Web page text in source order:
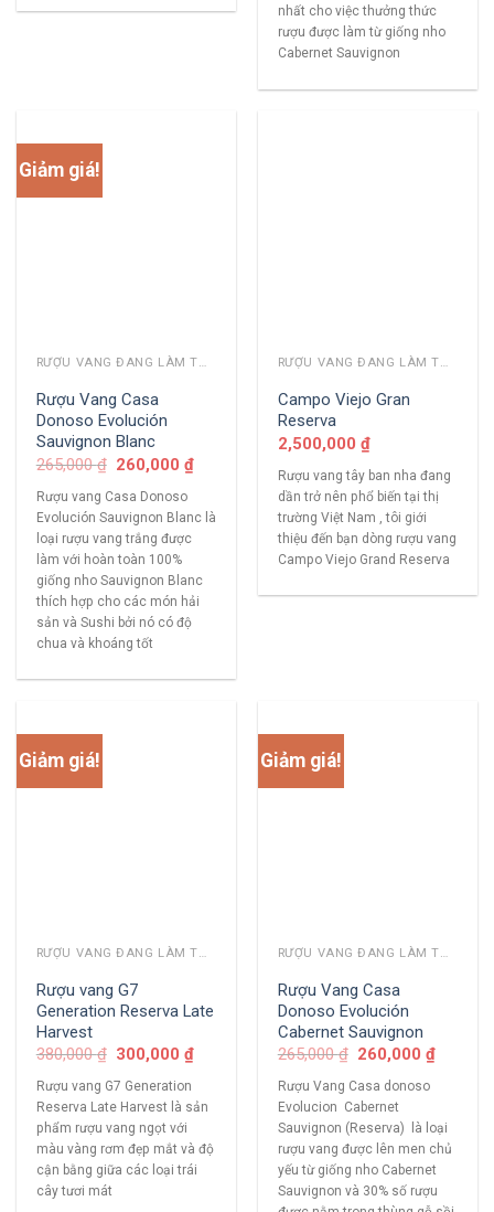
nhất cho việc thưởng thức
rượu được làm từ giống nho
Cabernet Sauvignon
Giảm giá!
RƯỢU VANG ĐANG LÀM THỊ TRƯỜNG
Rượu Vang Casa
Donoso Evolución
Sauvignon Blanc
265,000₫ 260,000₫
Rượu vang Casa Donoso
Evolución Sauvignon Blanc là
loại rượu vang trắng được
làm với hoàn toàn 100%
giống nho Sauvignon Blanc
thích hợp cho các món hải
sản và Sushi bởi nó có độ
chua và khoáng tốt
RƯỢU VANG ĐANG LÀM THỊ TRƯỜNG
Campo Viejo Gran
Reserva
2,500,000 ₫
Rượu vang tây ban nha đang
dần trở nên phổ biến tại thị
trường Việt Nam , tôi giới
thiệu đến bạn dòng rượu vang
Campo Viejo Grand Reserva
Giảm giá!
RƯỢU VANG ĐANG LÀM THỊ TRƯỜNG
Rượu vang G7
Generation Reserva Late
Harvest
380,000₫ 300,000₫
Rượu vang G7 Generation
Reserva Late Harvest là sản
phẩm rượu vang ngọt với
màu vàng rơm đẹp mắt và độ
cận bằng giữa các loại trái
cây tươi mát
Giảm giá!
RƯỢU VANG ĐANG LÀM THỊ TRƯỜNG
Rượu Vang Casa
Donoso Evolución
Cabernet Sauvignon
265,000₫ 260,000₫
Rượu Vang Casa donoso
Evolucion Cabernet
Sauvignon (Reserva) là loại
rượu vang được lên men chủ
yếu từ giống nho Cabernet
Sauvignon và 30% số rượu